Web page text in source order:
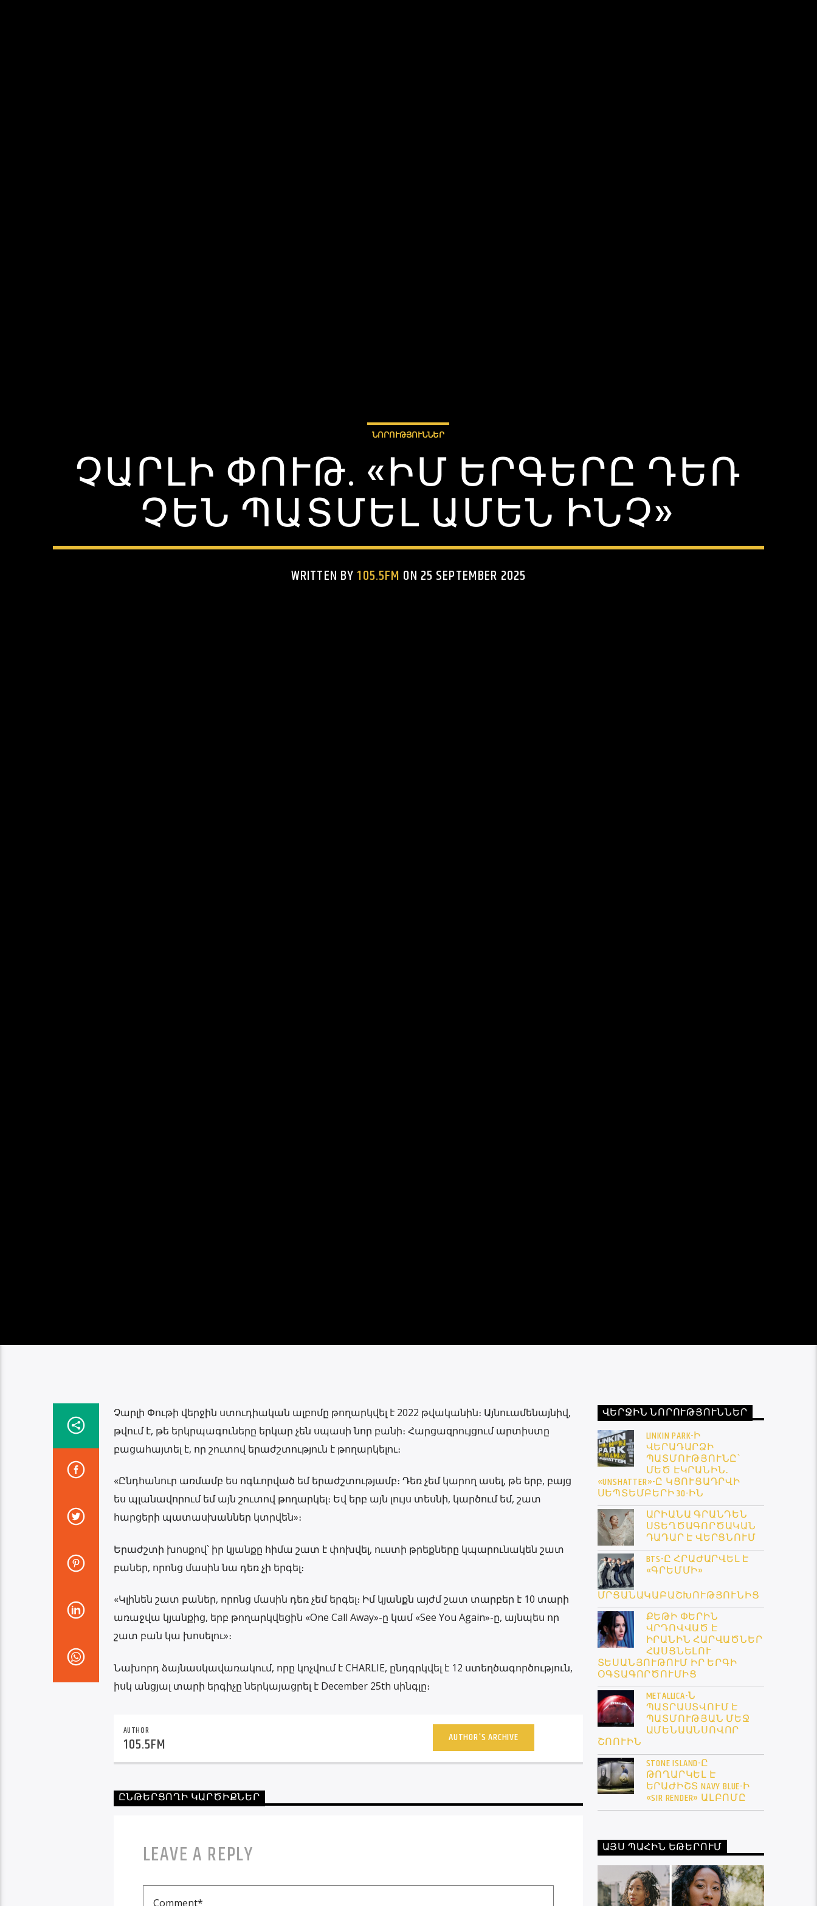
ՆՈՐՈՒԹՅՈՒՆՆԵՐ
ՉԱՐԼԻ ՓՈՒԹ. «ԻՄ ԵՐԳԵՐԸ ԴԵՌ
ՉԵՆ ՊԱՏՄԵԼ ԱՄԵՆ ԻՆՉ»
WRITTEN BY 105.5FM ON 25 SEPTEMBER 2025
Չարլի Փութի վերջին ստուդիական ալբոմը թողարկվել է 2022 թվականին։ Այնուամենայնիվ,
թվում է, թե երկրպագուները երկար չեն սպասի նոր բանի։ Հարցազրույցում արտիստը
բացահայտել է, որ շուտով երաժշտություն է թողարկելու։
«Ընդհանուր առմամբ ես ոգևորված եմ երաժշտությամբ։ Դեռ չեմ կարող ասել, թե երբ, բայց
ես պլանավորում եմ այն ​​շուտով թողարկել։ Եվ երբ այն լույս տեսնի, կարծում եմ, շատ
հարցերի պատասխաններ կտրվեն»։
Երաժշտի խոսքով՝ իր կյանքը հիմա շատ է փոխվել, ուստի թրեքները կպարունակեն շատ
բաներ, որոնց մասին նա դեռ չի երգել։
«Կլինեն շատ բաներ, որոնց մասին դեռ չեմ երգել։ Իմ կյանքն այժմ շատ տարբեր է 10 տարի
առաջվա կյանքից, երբ թողարկվեցին «One Call Away»-ը կամ «See You Again»-ը, այնպես որ
շատ բան կա խոսելու»։
Նախորդ ձայնասկավառակում, որը կոչվում է CHARLIE, ընդգրկվել է 12 ստեղծագործություն,
իսկ անցյալ տարի երգիչը ներկայացրել է December 25th սինգլը։
AUTHOR
105.5FM AUTHOR'S ARCHIVE
ԸՆԹԵՐՑՈՂԻ ԿԱՐԾԻՔՆԵՐ
LEAVE A REPLY
ՎԵՐՋԻՆ ՆՈՐՈՒԹՅՈՒՆՆԵՐ
LINKIN PARK-Ի
ՎԵՐԱԴԱՐՁԻ
ՊԱՏՄՈՒԹՅՈՒՆԸ՝
ՄԵԾ ԷԿՐԱՆԻՆ․
«UNSHATTER»-Ը ԿՑՈՒՑԱԴՐՎԻ
ՍԵՊՏԵՄԲԵՐԻ 30-ԻՆ
ԱՐԻԱՆԱ ԳՐԱՆԴԵՆ
ՍՏԵՂԾԱԳՈՐԾԱԿԱՆ
ԴԱԴԱՐ Է ՎԵՐՑՆՈՒՄ
BTS-Ը ՀՐԱԺԱՐՎԵԼ Է
«ԳՐԵՄՄԻ»
ՄՐՑԱՆԱԿԱԲԱՇԽՈՒԹՅՈՒՆԻՑ
ՔԵԹԻ ՓԵՐԻՆ
ՎՐԴՈՎՎԱԾ Է
ԻՐԱՆԻՆ ՀԱՐՎԱԾՆԵՐ
ՀԱՍՑՆԵԼՈՒ
ՏԵՍԱՆՅՈՒԹՈՒՄ ԻՐ ԵՐԳԻ
ՕԳՏԱԳՈՐԾՈՒՄԻՑ
METALLICA-Ն
ՊԱՏՐԱՍՏՎՈՒՄ Է
ՊԱՏՄՈՒԹՅԱՆ ՄԵՋ
ԱՄԵՆԱԱՆՍՈՎՈՐ
ՇՈՈՒԻՆ
STONE ISLAND-Ը
ԹՈՂԱՐԿԵԼ Է
ԵՐԱԺԻՇՏ NAVY BLUE-Ի
«SIR RENDER» ԱԼԲՈՄԸ
ԱՅՍ ՊԱՀԻՆ ԵԹԵՐՈՒՄ